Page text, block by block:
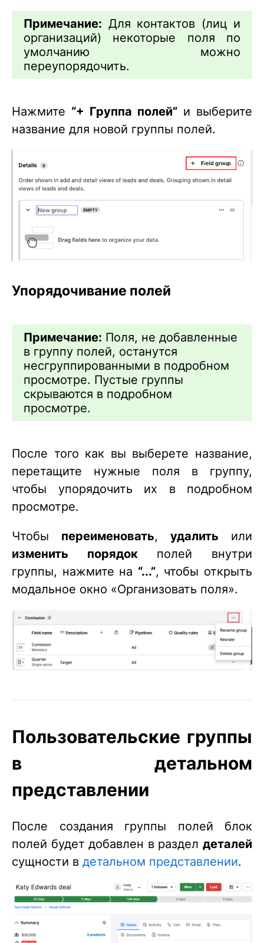
Примечание: Для контактов (лиц и
организаций) некоторые поля по
умолчанию можно
переупорядочить.
Нажмите “+ Группа полей” и выберите
название для новой группы полей.
Упорядочивание полей
Примечание: Поля, не добавленные
в группу полей, останутся
несгруппированными в подробном
просмотре. Пустые группы
скрываются в подробном
просмотре.
После того как вы выберете название,
перетащите нужные поля в группу,
чтобы упорядочить их в подробном
просмотре.
Чтобы переименовать, удалить или
изменить порядокполей внутри
группы, нажмите на “...”, чтобы открыть
модальное окно «Организовать поля».
Пользовательские группы
в детальном
представлении
После создания группы полей блок
полей будет добавлен в раздел деталей
сущности в детальном представлении.